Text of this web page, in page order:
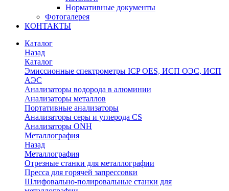
Нормативные документы
Фотогалерея
КОНТАКТЫ
Каталог
Назад
Каталог
Эмиссионные спектрометры ICP OES, ИСП ОЭС, ИСП
АЭС
Анализаторы водорода в алюминии
Анализаторы металлов
Портативные анализаторы
Анализаторы серы и углерода CS
Анализаторы ONH
Металлография
Назад
Металлография
Отрезные станки для металлографии
Пресса для горячей запрессовки
Шлифовально-полировальные станки для